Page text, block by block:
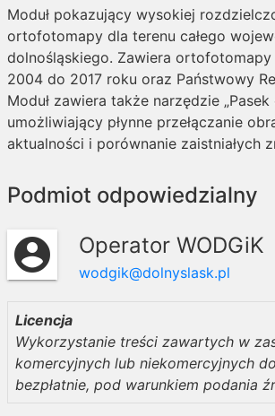
Moduł pokazujący wysokiej
ortofotomapy dla terenu całego
dolnośląskiego. Zawiera
2004 do 2017 roku oraz Państwowy
Moduł zawiera także narzędzie „Pasek
umożliwiający płynne przełączanie
aktualności i porównanie zaistniałych
Podmiot odpowiedzialny
account_circle Operator WODGiK
wodgik@dolnyslask.pl
Licencja
Wykorzystanie treści zawartych w
komercyjnych lub niekomercyjnych
bezpłatnie, pod warunkiem podania